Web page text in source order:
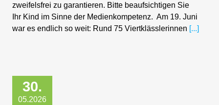
zweifelsfrei zu garantieren. Bitte beaufsichtigen Sie
Ihr Kind im Sinne der Medienkompetenz. Am 19. Juni
war es endlich so weit: Rund 75 Viertklässlerinnen [...]
30.
05.2026